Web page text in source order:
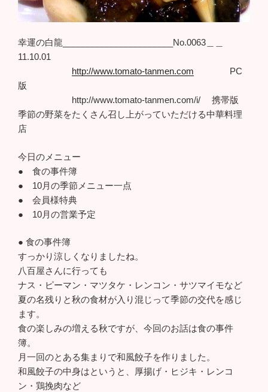
幸運の白龍_______________________No.0063＿＿
11.10.01
http://www.tomato-tanmen.com PC
版
http://www.tomato-tanmen.com/i/ 携帯版
季節の野菜をたくさん召し上がっていただける中華料理
店
今日のメニュー
● 食の事件簿
● 10月の季節メニュー一点
● 会員様特典
● 10月の営業予定
● 食の事件簿
すっかり涼しくなりましたね。
八百屋さんに行っても
ナス・ピーマン・マツタケ・レンコン・サツマイモなど
夏の名残りと秋の食材が入り混じって季節の交代を感じ
ます。
食の楽しみの増える秋ですが、今回のお話は食の事件
簿。
月一回のとある集まりで和風餃子を作りました。
和風餃子の中身はというと、厚揚げ・ヒジキ・レンコ
ン・鶏挽肉など